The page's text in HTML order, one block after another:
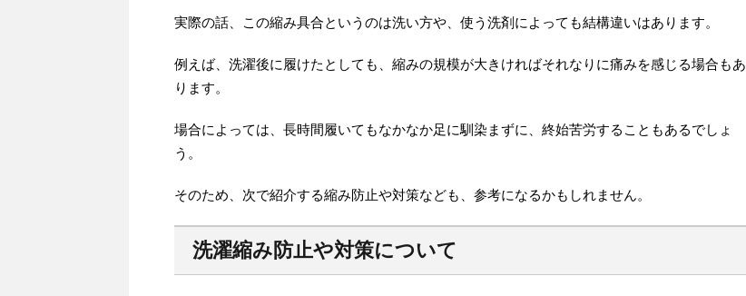
実際の話、この縮み具合というのは洗い方や、使う洗剤によっても結構違いはあります。
例えば、洗濯後に履けたとしても、縮みの規模が大きければそれなりに痛みを感じる場合もあ
ります。
場合によっては、長時間履いてもなかなか足に馴染まずに、終始苦労することもあるでしょ
う。
そのため、次で紹介する縮み防止や対策なども、参考になるかもしれません。
洗濯縮み防止や対策について